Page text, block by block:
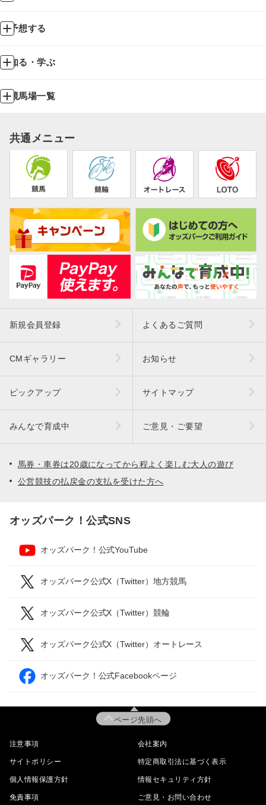
予想する
知る・学ぶ
競馬場一覧
共通メニュー
新規会員登録 よくあるご質問
CMギャラリー お知らせ
ピックアップ サイトマップ
みんなで育成中 ご意見・ご要望
馬券・車券は20歳になってから程よく楽しむ大人の遊び
公営競技の払戻金の支払を受けた方へ
オッズパーク！公式SNS
オッズパーク！公式YouTube
オッズパーク公式X（Twitter）地方競馬
オッズパーク公式X（Twitter）競輪
オッズパーク公式X（Twitter）オートレース
オッズパーク！公式Facebookページ
ページ先頭へ
注意事項 会社案内
サイトポリシー 特定商取引法に基づく表示
個人情報保護方針 情報セキュリティ方針
免責事項 ご意見・お問い合わせ